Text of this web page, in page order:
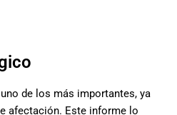
de los más importantes, ya
afectación. Este informe lo